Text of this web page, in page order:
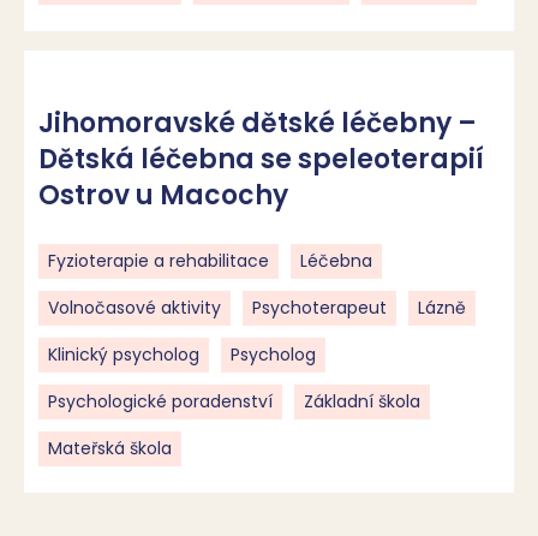
Jihomoravské dětské léčebny –
Dětská léčebna se speleoterapií
Ostrov u Macochy
Fyzioterapie a rehabilitace
Léčebna
Volnočasové aktivity
Psychoterapeut
Lázně
Klinický psycholog
Psycholog
Psychologické poradenství
Základní škola
Mateřská škola